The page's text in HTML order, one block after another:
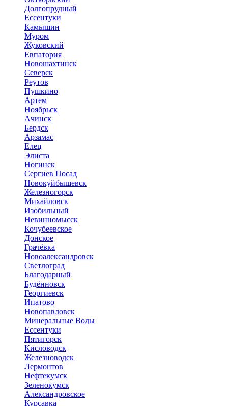
Долгопрудный
Ессентуки
Камышин
Муром
Жуковский
Евпатория
Новошахтинск
Северск
Реутов
Пушкино
Артем
Ноябрьск
Ачинск
Бердск
Арзамас
Елец
Элиста
Ногинск
Сергиев Посад
Новокуйбышевск
Железногорск
Михайловск
Изобильный
Невинномысск
Кочубеевское
Донское
Грачёвка
Новоалександровск
Светлоград
Благодарный
Будённовск
Георгиевск
Ипатово
Новопавловск
Минеральные Воды
Ессентуки
Пятигорск
Кисловодск
Железноводск
Лермонтов
Нефтекумск
Зеленокумск
Александровское
Курсавка